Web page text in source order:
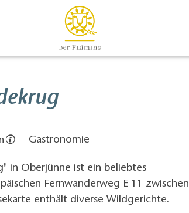
Gastronomie
in Oberjünne ist ein beliebtes
Fernwanderweg E 11 zwischen
enthält diverse Wildgerichte.